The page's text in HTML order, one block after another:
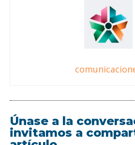
Únase a la
invitamos a